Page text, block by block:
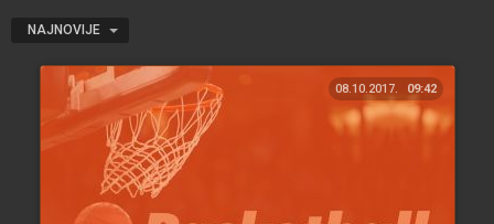
NAJNOVIJE
08.10.2017. 09:42